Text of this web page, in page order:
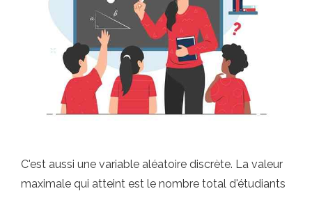
C'est aussi une variable aléatoire discrète. La valeur
maximale qui atteint est le nombre total d'étudiants